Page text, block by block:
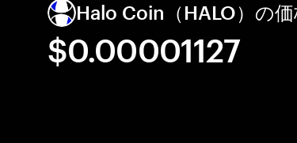
Halo Coin（HALO）の
$0.00001127